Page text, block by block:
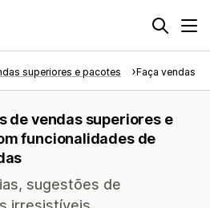
superiores e pacotes Faça vendas
de vendas superiores e
funcionalidades de
sugestões de